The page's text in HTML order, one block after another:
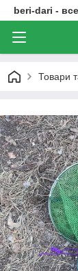
beri-dari -
Товари